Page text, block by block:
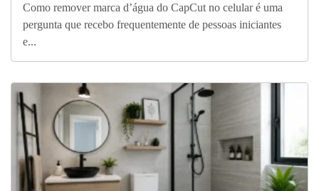
Como remover marca d’água do CapCut no celular é uma
pergunta que recebo frequentemente de pessoas iniciantes
e...